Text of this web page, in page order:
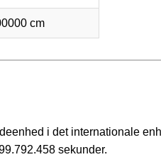
cm
i det internationale
sekunder.